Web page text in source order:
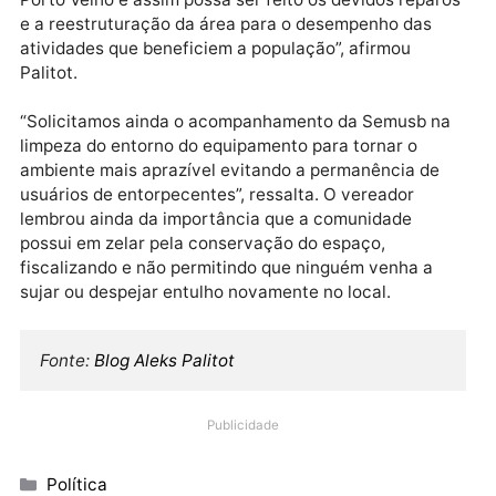
do Prefeito Hildon”, afirma o morador.
Na manhã desta terça-feira (13), o vereador esteve
local acompanhando os serviços de limpeza da área
realizados pela Semusb em atendimento ao pedido
previdência do vereador. “Quero agradecer o
conjunto dos vereadores Maurício Carvalho e
Miranda tendo o apoio também nos bastidores da
vereadora Elis Regina no intuito de conseguirmos
solucionar a transferência do terreno da AFA que é
uma propriedade da Eletrobrás para o município de
e a reestruturação da área para o desempenho das